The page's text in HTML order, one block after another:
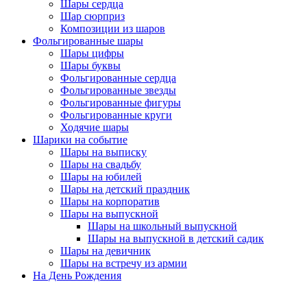
Шары сердца
Шар сюрприз
Композиции из шаров
Фольгированные шары
Шары цифры
Шары буквы
Фольгированные сердца
Фольгированные звезды
Фольгированные фигуры
Фольгированные круги
Ходячие шары
Шарики на событие
Шары на выписку
Шары на свадьбу
Шары на юбилей
Шары на детский праздник
Шары на корпоратив
Шары на выпускной
Шары на школьный выпускной
Шары на выпускной в детский садик
Шары на девичник
Шары на встречу из армии
На День Рождения